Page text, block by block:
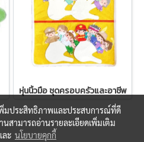
หุ่นนิ้วมือ ชุดครอบครัวและอาชีพ
พิ่มประสิทธิภาพและประสบการณ์ที่ดี
นสามารถอ่านรายละเอียดเพิ่มเติม
ละ นโยบายคุกกี้